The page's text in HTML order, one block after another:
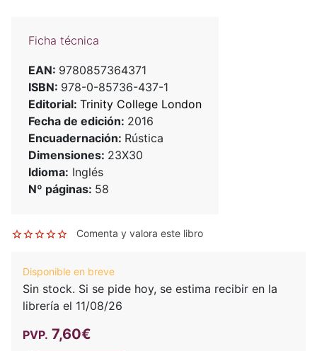
Ficha técnica
EAN: 9780857364371
ISBN: 978-0-85736-437-1
Editorial: Trinity College London
Fecha de edición: 2016
Encuadernación: Rústica
Dimensiones: 23X30
Idioma: Inglés
Nº páginas: 58
Comenta y valora este libro
Disponible en breve
Sin stock. Si se pide hoy, se estima recibir en la
librería el 11/08/26
PVP. 7,60€